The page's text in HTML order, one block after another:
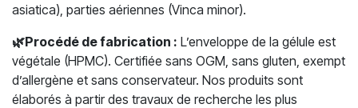
asiatica), parties aériennes (Vinca minor).
🌿Procédé de fabrication : L’enveloppe de la gélule est
végétale (HPMC). Certifiée sans OGM, sans gluten, exempt
d’allergène et sans conservateur. Nos produits sont
élaborés à partir des travaux de recherche les plus